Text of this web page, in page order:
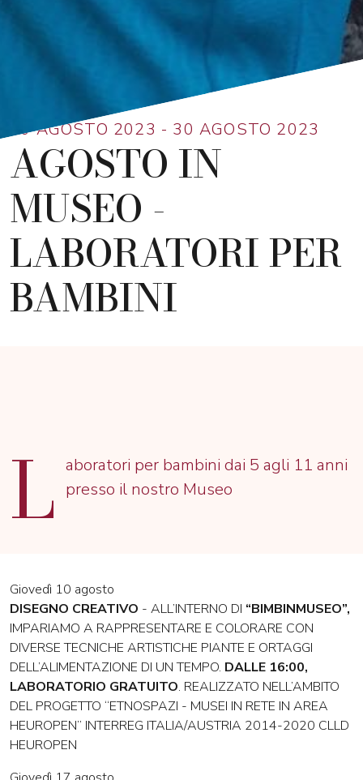
10 AGOSTO 2023 - 30 AGOSTO 2023
AGOSTO IN
MUSEO -
LABORATORI PER
BAMBINI
L aboratori per bambini dai 5 agli 11 anni
presso il nostro Museo
Giovedì 10 agosto
DISEGNO CREATIVO - ALL’INTERNO DI “BIMBINMUSEO”,
IMPARIAMO A RAPPRESENTARE E COLORARE CON
DIVERSE TECNICHE ARTISTICHE PIANTE E ORTAGGI
DELL’ALIMENTAZIONE DI UN TEMPO. DALLE 16:00,
LABORATORIO GRATUITO. REALIZZATO NELL’AMBITO
DEL PROGETTO “ETNOSPAZI - MUSEI IN RETE IN AREA
HEUROPEN” INTERREG ITALIA/AUSTRIA 2014-2020 CLLD
HEUROPEN